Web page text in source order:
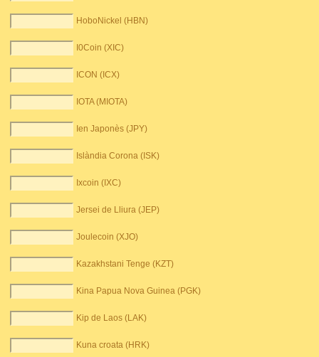
HoboNickel (HBN)
I0Coin (XIC)
ICON (ICX)
IOTA (MIOTA)
Ien Japonès (JPY)
Islàndia Corona (ISK)
Ixcoin (IXC)
Jersei de Lliura (JEP)
Joulecoin (XJO)
Kazakhstani Tenge (KZT)
Kina Papua Nova Guinea (PGK)
Kip de Laos (LAK)
Kuna croata (HRK)